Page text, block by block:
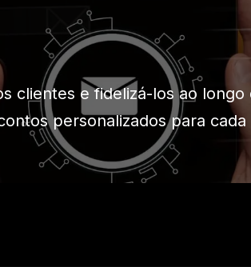
clientes e fidelizá-los ao
personalizados para